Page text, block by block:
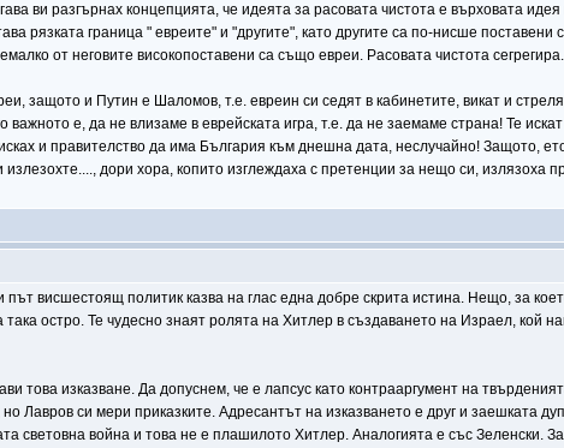
ви разгърнах концепцията, че идеята за расовата чистота е върховата
рязката граница " евреите" и "другите", като другите са по-нисше
от неговите високопоставени са също евреи. Расовата чистота
защото и Путин е Шаломов, т.е. евреин си седят в кабинетите, викат и
е, да не влизаме в еврейската игра, т.е. да не заемаме страна! Те
и правителство да има България към днешна дата, неслучайно! Защото,
дори хора, копито изглеждаха с претенции за нещо си, излязоха
висшестоящ политик казва на глас една добре скрита истина. Нещо, за
остро. Те чудесно знаят ролята на Хитлер в създаването на Израел, кой
това изказване. Да допуснем, че е лапсус като контрааргумент на
Лавров си мери приказките. Адресантът на изказването е друг и заешката
световна война и това не е плашилото Хитлер. Аналогията е със Зеленски.